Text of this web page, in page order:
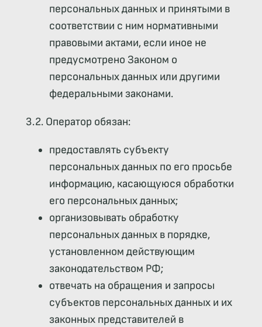
персональных данных и принятыми в
соответствии с ним нормативными
правовыми актами, если иное не
предусмотрено Законом о
персональных данных или другими
федеральными законами.
3.2. Оператор обязан:
предоставлять субъекту
персональных данных по его просьбе
информацию, касающуюся обработки
его персональных данных;
организовывать обработку
персональных данных в порядке,
установленном действующим
законодательством РФ;
отвечать на обращения и запросы
субъектов персональных данных и их
законных представителей в